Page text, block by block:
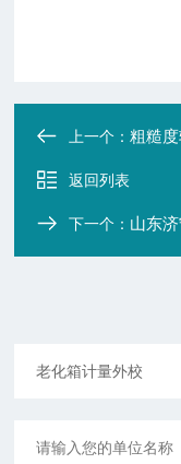
上一个：粗糙
返回列表
下一个： 山东